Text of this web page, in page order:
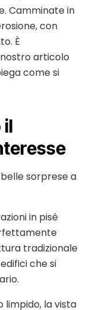
Camminate in
con
È
articolo
come si
il
sorprese a
in pisé
tradizionale
che si
limpido, la vista